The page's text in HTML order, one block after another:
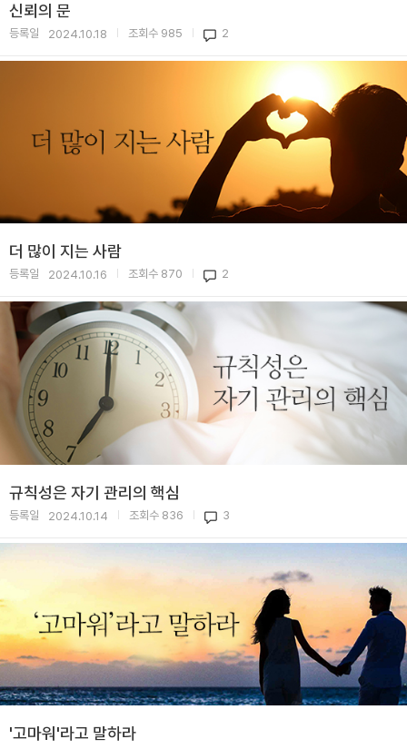
신뢰의 문
등록일 2024.10.18 조회수 985 2
더 많이 지는 사람
등록일 2024.10.16 조회수 870 2
규칙성은 자기 관리의 핵심
등록일 2024.10.14 조회수 836 3
'고마워'라고 말하라